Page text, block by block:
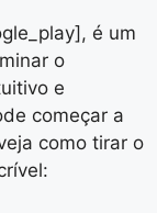
é um
o
e
começar a
como tirar o